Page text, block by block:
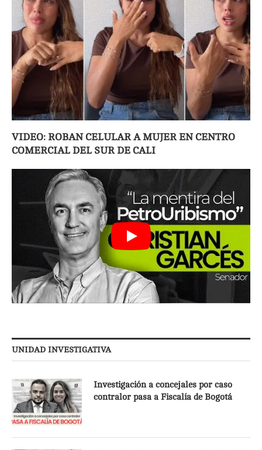
VIDEO: ROBAN CELULAR A MUJER EN CENTRO
COMERCIAL DEL SUR DE CALI
UNIDAD INVESTIGATIVA
Investigación a concejales por caso
contralor pasa a Fiscalía de Bogotá